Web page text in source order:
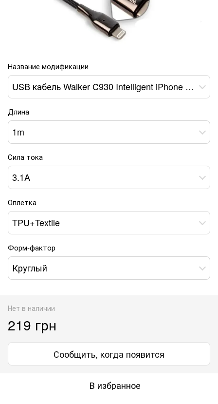
Название модификации
USB кабель Walker C930 Intelligent iPhone 5 black
Длина
1m
Сила тока
3.1A
Оплетка
TPU+Textile
Форм-фактор
Круглый
Нет в наличии
219 грн
Сообщить, когда появится
В избранное